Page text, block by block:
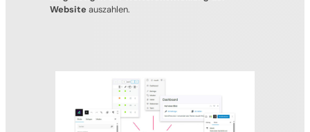
Website auszahlen.